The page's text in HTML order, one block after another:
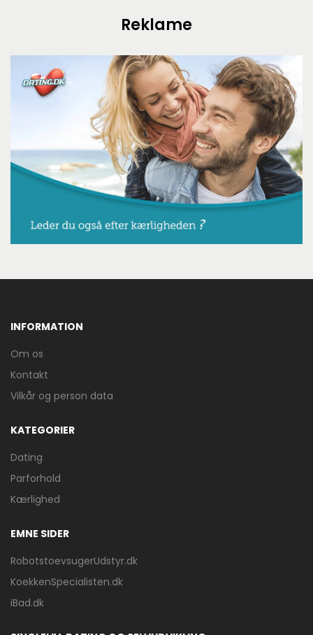
Reklame
INFORMATION
Om os
Kontakt
Vilkår og person data
KATEGORIER
Dating
Parforhold
Kærlighed
EMNE SIDER
RobotstoevsugerUdstyr.dk
KoekkenSpecialisten.dk
iBad.dk